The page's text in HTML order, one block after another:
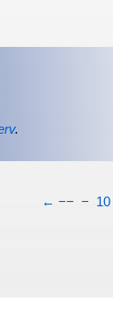
.
← −− − 10